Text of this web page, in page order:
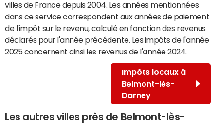
villes de France depuis 2004. Les années mentionnées
dans ce service correspondent aux années de paiement
de l'impôt sur le revenu, calculé en fonction des revenus
déclarés pour l'année précédente. Les impôts de l'année
2025 concernent ainsi les revenus de l'année 2024.
Impôts locaux à
Belmont-lès-
Darney
Les autres villes près de Belmont-lès-